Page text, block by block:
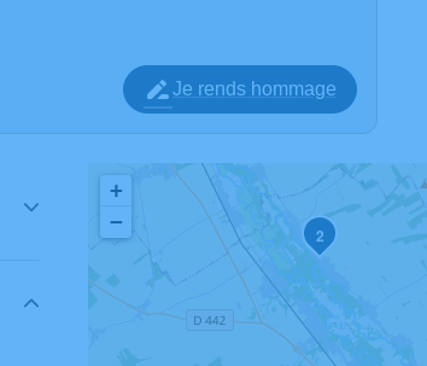
Je rends hommage
2
+
−